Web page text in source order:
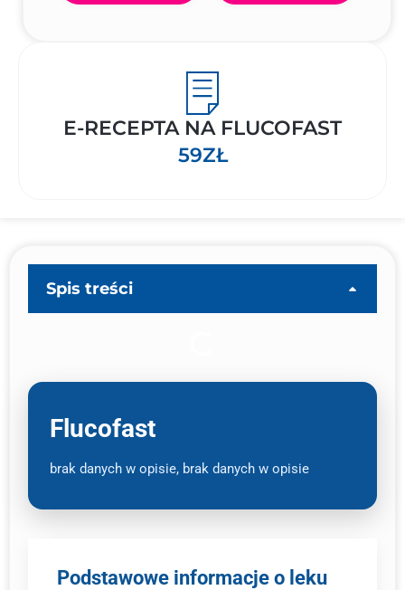
E-RECEPTA NA FLUCOFAST
59ZŁ
Spis treści
Flucofast
brak danych w opisie, brak danych w opisie
Podstawowe informacje o leku